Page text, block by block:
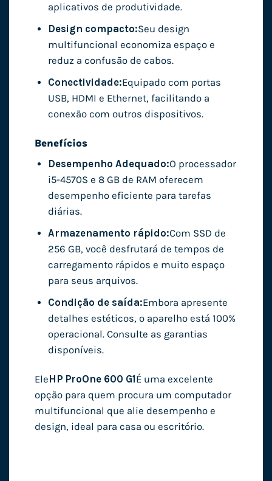
aplicativos de produtividade.
Design compacto:Seu design
multifuncional economiza espaço e
reduz a confusão de cabos.
Conectividade:Equipado com portas
USB, HDMI e Ethernet, facilitando a
conexão com outros dispositivos.
Benefícios
Desempenho Adequado:O processador
i5-4570S e 8 GB de RAM oferecem
desempenho eficiente para tarefas
diárias.
Armazenamento rápido:Com SSD de
256 GB, você desfrutará de tempos de
carregamento rápidos e muito espaço
para seus arquivos.
Condição de saída:Embora apresente
detalhes estéticos, o aparelho está 100%
operacional. Consulte as garantias
disponíveis.
Ele HP ProOne 600 G1 É uma excelente
opção para quem procura um computador
multifuncional que alie desempenho e
design, ideal para casa ou escritório.